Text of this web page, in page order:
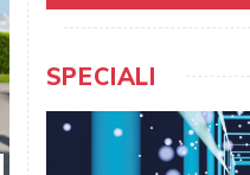
SPECIALI